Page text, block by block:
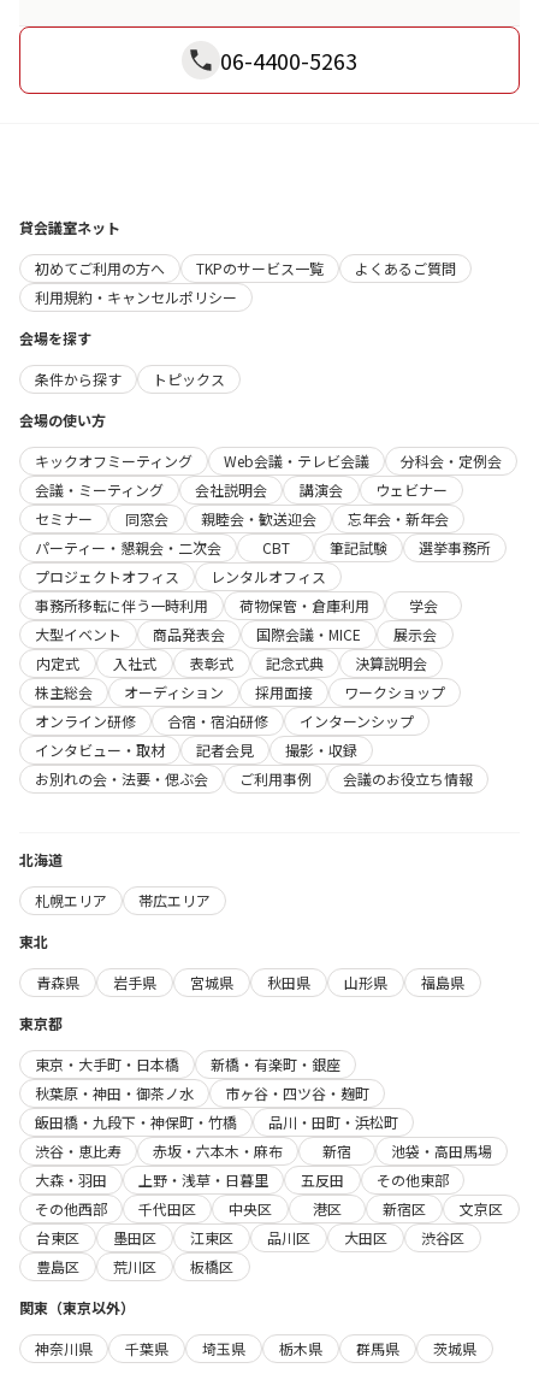
06-4400-5263
貸会議室ネット
初めてご利用の方へ
TKPのサービス一覧
よくあるご質問
利用規約・キャンセルポリシー
会場を探す
条件から探す
トピックス
会場の使い方
キックオフミーティング
Web会議・テレビ会議
分科会・定例会
会議・ミーティング
会社説明会 講演会
ウェビナー
セミナー
同窓会 親睦会・歓送迎会
忘年会・新年会
パーティー・懇親会・二次会
CBT 筆記試験
選挙事務所
プロジェクトオフィス
レンタルオフィス
事務所移転に伴う一時利用
荷物保管・倉庫利用
学会
大型イベント
商品発表会 国際会議・MICE
展示会
内定式
入社式 表彰式 記念式典
決算説明会
株主総会
オーディション 採用面接
ワークショップ
オンライン研修
合宿・宿泊研修
インターンシップ
インタビュー・取材
記者会見
撮影・収録
お別れの会・法要・偲ぶ会
ご利用事例 会議のお役立ち情報
北海道
札幌エリア
帯広エリア
東北
青森県
岩手県 宮城県 秋田県 山形県
福島県
東京都
東京・大手町・日本橋
新橋・有楽町・銀座
秋葉原・神田・御茶ノ水
市ヶ谷・四ツ谷・麹町
飯田橋・九段下・神保町・竹橋
品川・田町・浜松町
渋谷・恵比寿
赤坂・六本木・麻布 新宿
池袋・高田馬場
大森・羽田
上野・浅草・日暮里 五反田
その他東部
その他西部
千代田区 中央区 港区 新宿区
文京区
台東区
墨田区 江東区 品川区 大田区
渋谷区
豊島区
荒川区
板橋区
関東（東京以外）
神奈川県
千葉県 埼玉県 栃木県 群馬県
茨城県